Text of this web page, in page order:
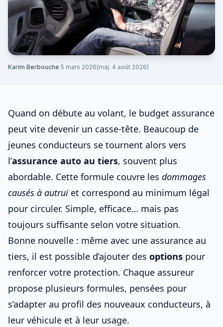
Karim Berbouche·5 mars 2026(maj. 4 août 2026)
Quand on débute au volant, le budget assurance
peut vite devenir un casse-tête. Beaucoup de
jeunes conducteurs se tournent alors vers
l’assurance auto au tiers, souvent plus
abordable. Cette formule couvre les dommages
causés à autrui et correspond au minimum légal
pour circuler. Simple, efficace… mais pas
toujours suffisante selon votre situation.
Bonne nouvelle : même avec une assurance au
tiers, il est possible d’ajouter des options pour
renforcer votre protection. Chaque assureur
propose plusieurs formules, pensées pour
s’adapter au profil des nouveaux conducteurs, à
leur véhicule et à leur usage.